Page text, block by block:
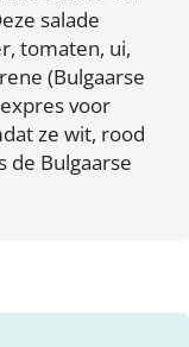
salade
tomaten, ui,
(Bulgaarse
voor
ze wit, rood
de Bulgaarse